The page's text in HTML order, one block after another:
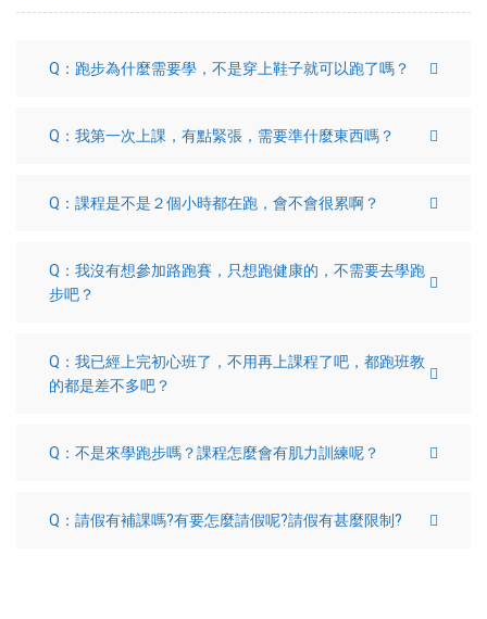
Q：跑步為什麼需要學，不是穿上鞋子就可以跑了嗎？
Q：我第一次上課，有點緊張，需要準什麼東西嗎？
Q：課程是不是２個小時都在跑，會不會很累啊？
Q：我沒有想參加路跑賽，只想跑健康的，不需要去學跑
步吧？
Q：我已經上完初心班了，不用再上課程了吧，都跑班教
的都是差不多吧？
Q：不是來學跑步嗎？課程怎麼會有肌力訓練呢？
Q：請假有補課嗎?有要怎麼請假呢?請假有甚麼限制?